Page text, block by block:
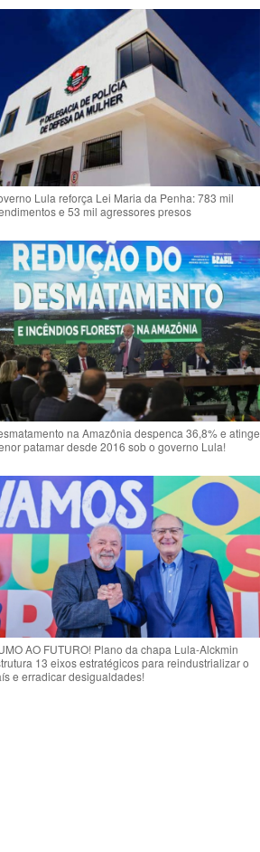
Lula reforça Lei Maria da Penha: 783 mil
e 53 mil agressores presos
na Amazônia despenca 36,8% e atinge
patamar desde 2016 sob o governo Lula!
AO FUTURO! Plano da chapa Lula-Alckmin
13 eixos estratégicos para reindustrializar o
e erradicar desigualdades!